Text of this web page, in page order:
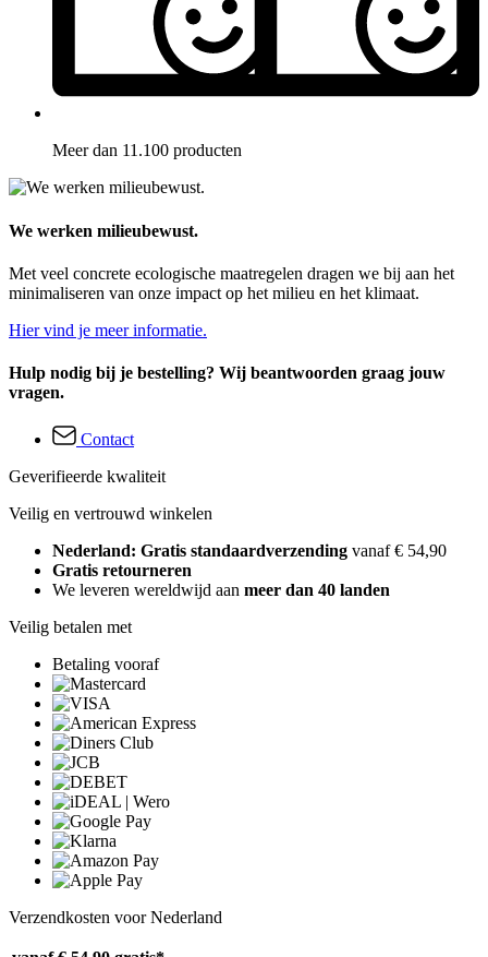
Meer dan 11.100 producten
We werken milieubewust.
Met veel concrete ecologische maatregelen dragen we bij aan het
minimaliseren van onze impact op het milieu en het klimaat.
Hier vind je meer informatie.
Hulp nodig bij je bestelling? Wij beantwoorden graag jouw
vragen.
Contact
Geverifieerde kwaliteit
Veilig en vertrouwd winkelen
Nederland: Gratis standaardverzending vanaf € 54,90
Gratis retourneren
We leveren wereldwijd aan meer dan 40 landen
Veilig betalen met
Betaling vooraf
Verzendkosten voor Nederland